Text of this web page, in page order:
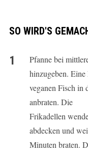
SO WIRD'S
Pfanne bei
hinzugeben. Eine
veganen Fisch in
anbraten. Die
Frikadellen
abdecken und
Minuten braten.